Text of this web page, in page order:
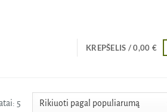
KREPŠELIS /0,00 €
5Rūšiuojama